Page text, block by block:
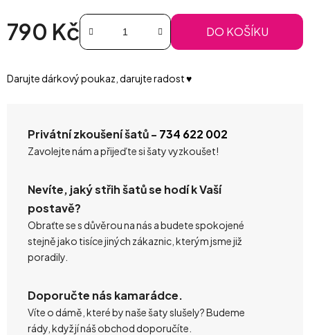
790 Kč DO KOŠÍKU
Darujte dárkový poukaz, darujte radost ♥️
Privátní zkoušení šatů - 734 622 002
Zavolejte nám a přijeďte si šaty vyzkoušet!
Nevíte, jaký střih šatů se hodí k Vaší
postavě?
Obraťte se s důvěrou na nás a budete spokojené
stejně jako tisíce jiných zákaznic, kterým jsme již
poradily.
Doporučte nás kamarádce.
Víte o dámě, které by naše šaty slušely? Budeme
rády, když jí náš obchod doporučíte.